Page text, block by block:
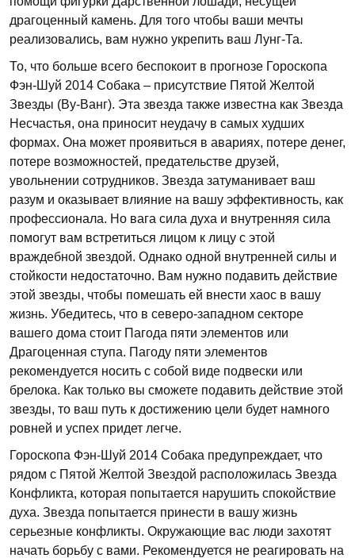
драгоценный камень. Для того чтобы ваши мечты
реализовались, вам нужно укрепить ваш Лунг-Та.
То, что больше всего беспокоит в прогнозе Гороскопа
Фэн-Шуй 2014 Собака – присутствие Пятой Желтой
Звезды (Ву-Ванг). Эта звезда также известна как Звезда
Несчастья, она приносит неудачу в самых худших
формах. Она может проявиться в авариях, потере денег,
потере возможностей, предательстве друзей,
увольнении сотрудников. Звезда затуманивает ваш
разум и оказывает влияние на вашу эффективность, как
профессионала. Но вага сила духа и внутренняя сила
помогут вам встретиться лицом к лицу с этой
враждебной звездой. Однако одной внутренней силы и
стойкости недостаточно. Вам нужно подавить действие
этой звезды, чтобы помешать ей внести хаос в вашу
жизнь. Убедитесь, что в северо-западном секторе
вашего дома стоит Пагода пяти элементов или
Драгоценная ступа. Пагоду пяти элементов
рекомендуется носить с собой виде подвески или
брелока. Как только вы сможете подавить действие этой
звезды, то ваш путь к достижению цели будет намного
ровней и успех придет легче.
Гороскопа Фэн-Шуй 2014 Собака предупреждает, что
рядом с Пятой Желтой Звездой расположилась Звезда
Конфликта, которая попытается нарушить спокойствие
духа. Звезда попытается принести в вашу жизнь
серьезные конфликты. Окружающие вас люди захотят
начать борьбу с вами. Рекомендуется не реагировать на